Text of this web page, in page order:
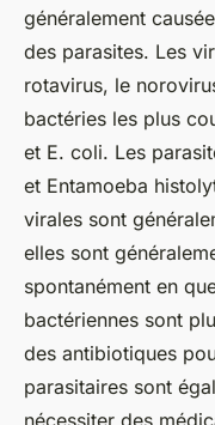
généralement
des parasites. Les
rotavirus, le
bactéries les plus
et E. coli. Les
et Entamoeba
virales sont
elles sont
spontanément en
bactériennes sont
des antibiotiques
parasitaires sont
nécessiter des